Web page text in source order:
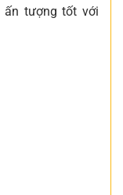
ấn tượng tốt với